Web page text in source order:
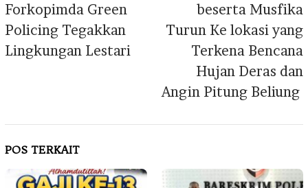
Forkopimda Green
Policing Tegakkan
Lingkungan Lestari
beserta Musfika
Turun Ke lokasi yang
Terkena Bencana
Hujan Deras dan
Angin Pitung Beliung
POS TERKAIT